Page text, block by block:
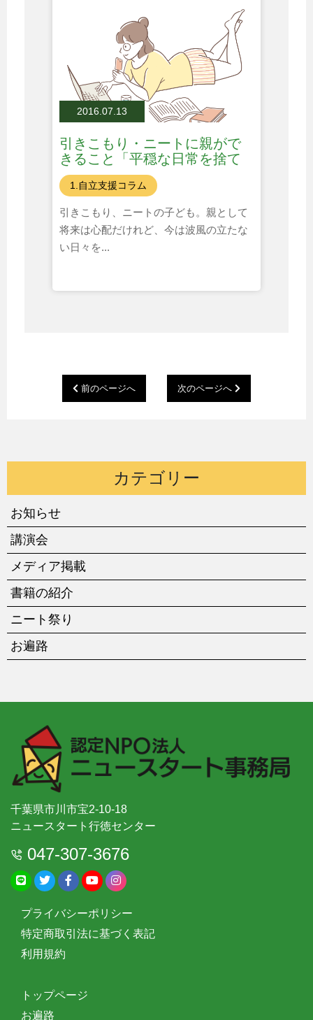
2016.07.13
引きこもり・ニートに親がで
きること「平穏な日常を捨て
る？」
1.自立支援コラム
引きこもり、ニートの子ども。親として
将来は心配だけれど、今は波風の立たな
い日々を...
前のページへ 次のページへ
カテゴリー
お知らせ
講演会
メディア掲載
書籍の紹介
ニート祭り
お遍路
千葉県市川市宝2-10-18
ニュースタート行徳センター
047-307-3676
プライバシーポリシー
特定商取引法に基づく表記
利用規約
トップページ
お遍路